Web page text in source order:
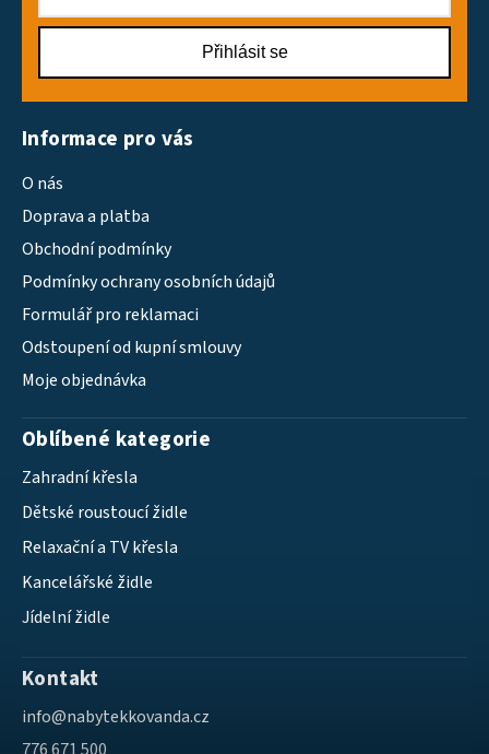
Přihlásit se
Informace pro vás
O nás
Doprava a platba
Obchodní podmínky
Podmínky ochrany osobních údajů
Formulář pro reklamaci
Odstoupení od kupní smlouvy
Moje objednávka
Oblíbené kategorie
Zahradní křesla
Dětské roustoucí židle
Relaxační a TV křesla
Kancelářské židle
Jídelní židle
Kontakt
info@nabytekkovanda.cz